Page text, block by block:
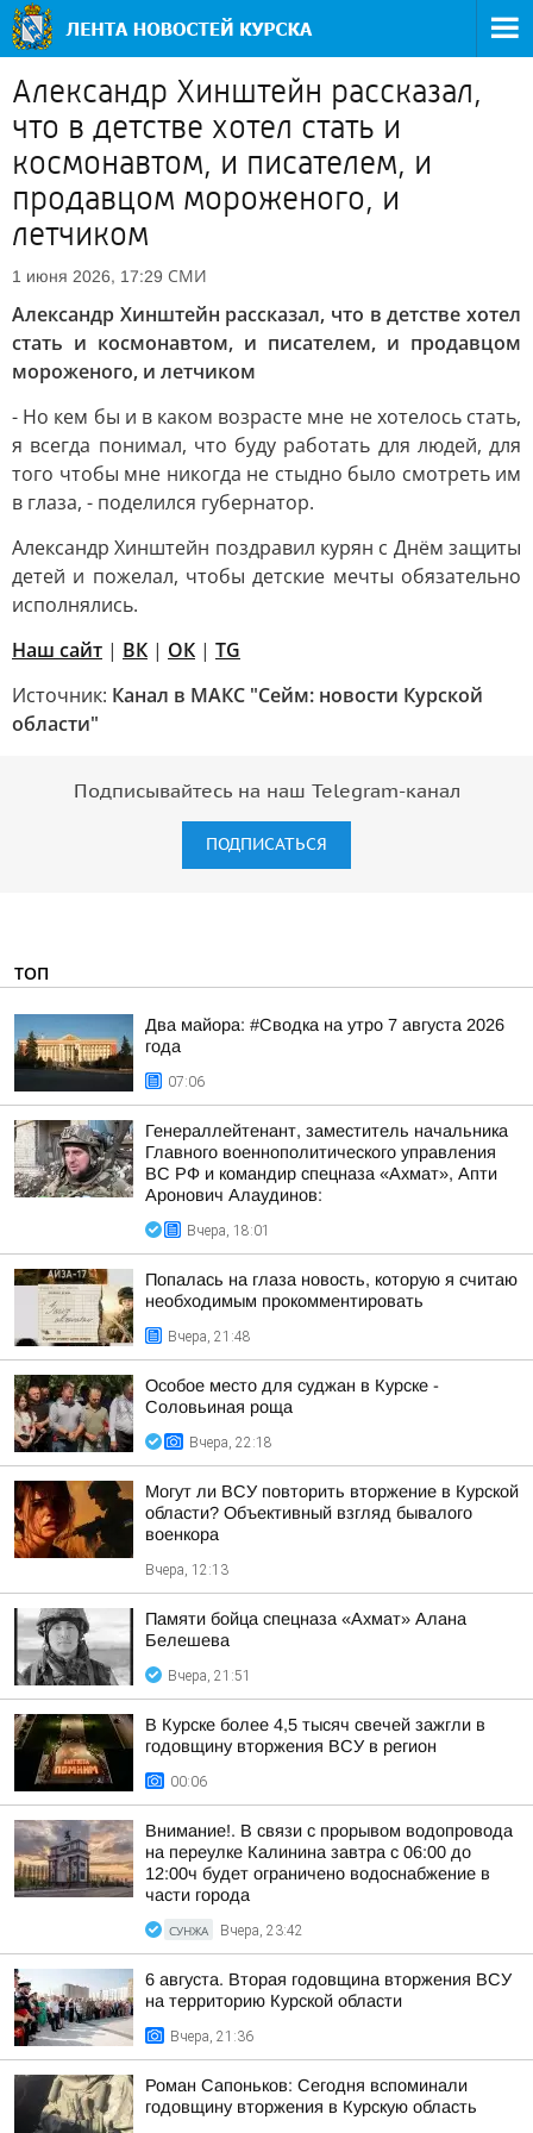
Александр Хинштейн рассказал,
что в детстве хотел стать и
космонавтом, и писателем, и
продавцом мороженого, и
летчиком
1 июня 2026, 17:29 СМИ
Александр Хинштейн рассказал, что в детстве хотел
стать и космонавтом, и писателем, и продавцом
мороженого, и летчиком
- Но кем бы и в каком возрасте мне не хотелось стать,
я всегда понимал, что буду работать для людей, для
того чтобы мне никогда не стыдно было смотреть им
в глаза, - поделился губернатор.
Александр Хинштейн поздравил курян с Днём защиты
детей и пожелал, чтобы детские мечты обязательно
исполнялись.
Наш сайт | ВК | ОК | TG
Источник: Канал в МАКС "Сейм: новости Курской
области"
Подписывайтесь на наш Telegram-канал
ПОДПИСАТЬСЯ
ТОП
Два майора: #Сводка на утро 7 августа 2026
года
07:06
Генераллейтенант, заместитель начальника
Главного военнополитического управления
ВС РФ и командир спецназа «Ахмат», Апти
Аронович Алаудинов:
Вчера, 18:01
Попалась на глаза новость, которую я считаю
необходимым прокомментировать
Вчера, 21:48
Особое место для суджан в Курске -
Соловьиная роща
Вчера, 22:18
Могут ли ВСУ повторить вторжение в Курской
области? Объективный взгляд бывалого
военкора
Вчера, 12:13
Памяти бойца спецназа «Ахмат» Алана
Белешева
Вчера, 21:51
В Курске более 4,5 тысяч свечей зажгли в
годовщину вторжения ВСУ в регион
00:06
Внимание!. В связи с прорывом водопровода
на переулке Калинина завтра с 06:00 до
12:00ч будет ограничено водоснабжение в
части города
СУНЖА Вчера, 23:42
6 августа. Вторая годовщина вторжения ВСУ
на территорию Курской области
Вчера, 21:36
Роман Сапоньков: Сегодня вспоминали
годовщину вторжения в Курскую область